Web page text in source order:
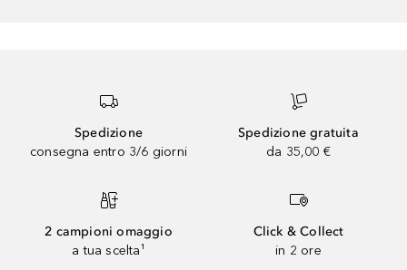
Spedizione
consegna entro 3/6 giorni
Spedizione gratuita
da 35,00 €
2 campioni omaggio
a tua scelta¹
Click & Collect
in 2 ore